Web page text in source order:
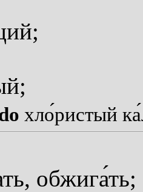
хлористый ка
обжигать;